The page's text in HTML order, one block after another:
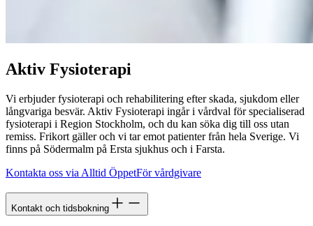
Aktiv Fysioterapi
Vi erbjuder fysioterapi och rehabilitering efter skada, sjukdom eller
långvariga besvär. Aktiv Fysioterapi ingår i vårdval för specialiserad
fysioterapi i Region Stockholm, och du kan söka dig till oss utan
remiss. Frikort gäller och vi tar emot patienter från hela Sverige. Vi
finns på Södermalm på Ersta sjukhus och i Farsta.
Kontakta oss via Alltid ÖppetFör vårdgivare
Kontakt och tidsbokning